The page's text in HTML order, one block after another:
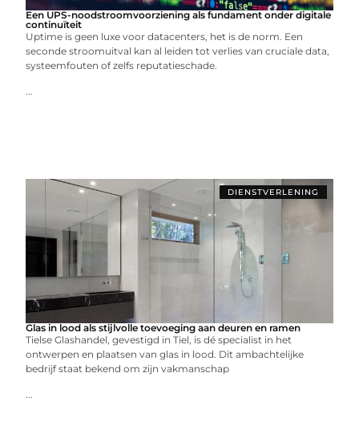
Een UPS-noodstroomvoorziening als fundament onder digitale
continuïteit
Uptime is geen luxe voor datacenters, het is de norm. Een
seconde stroomuitval kan al leiden tot verlies van cruciale data,
systeemfouten of zelfs reputatieschade.
...
DIENSTVERLENING
Glas in lood als stijlvolle toevoeging aan deuren en ramen
Tielse Glashandel, gevestigd in Tiel, is dé specialist in het
ontwerpen en plaatsen van glas in lood. Dit ambachtelijke
bedrijf staat bekend om zijn vakmanschap
...